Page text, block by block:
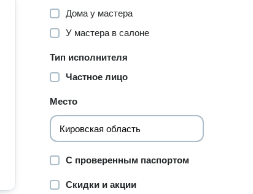
Дома у мастера
У мастера в салоне
Тип исполнителя
Частное лицо
Место
С проверенным паспортом
Скидки и акции